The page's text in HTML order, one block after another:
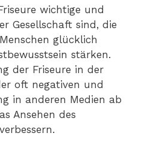
wichtige und
Gesellschaft sind, die
glücklich
stärken.
der Friseure in der
oft negativen und
in anderen Medien ab
Ansehen des